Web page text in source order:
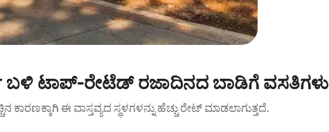
ಬಳಿ ಟಾಪ್-ರೇಟೆಡ್ ರಜಾದಿನದ ಬಾಡಿಗೆ ವಸತಿಗಳು
ಕಾರಣಕ್ಕಾಗಿ ಈ ವಾಸ್ತವ್ಯದ ಸ್ಥಳಗಳನ್ನು ಹೆಚ್ಚು ರೇಟ್ ಮಾಡಲಾಗುತ್ತದೆ.